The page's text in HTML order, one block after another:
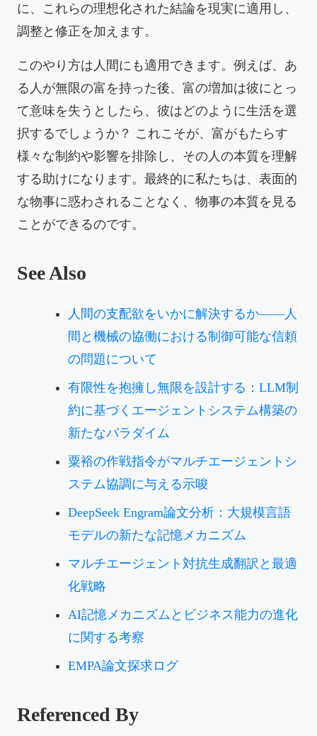
に、これらの理想化された結論を現実に適用し、
調整と修正を加えます。
このやり方は人間にも適用できます。例えば、あ
る人が無限の富を持った後、富の増加は彼にとっ
て意味を失うとしたら、彼はどのように生活を選
択するでしょうか？ これこそが、富がもたらす
様々な制約や影響を排除し、その人の本質を理解
する助けになります。最終的に私たちは、表面的
な物事に惑わされることなく、物事の本質を見る
ことができるのです。
See Also
人間の支配欲をいかに解決するか——人
間と機械の協働における制御可能な信頼
の問題について
有限性を抱擁し無限を設計する：LLM制
約に基づくエージェントシステム構築の
新たなパラダイム
粟裕の作戦指令がマルチエージェントシ
ステム協調に与える示唆
DeepSeek Engram論文分析：大規模言語
モデルの新たな記憶メカニズム
マルチエージェント対抗生成翻訳と最適
化戦略
AI記憶メカニズムとビジネス能力の進化
に関する考察
EMPA論文探求ログ
Referenced By